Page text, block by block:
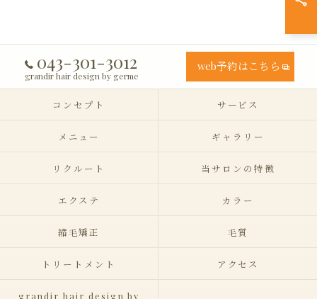
043-301-3012
grandir hair design by germe
web予約はこちら
コンセプト サービス
メニュー ギャラリー
リクルート 当サロンの特徴
エクステ カラー
縮毛矯正 毛質
トリートメント アクセス
grandir hair design by